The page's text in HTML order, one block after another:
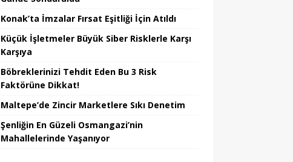
Konak’ta İmzalar Fırsat Eşitliği İçin Atıldı
Küçük İşletmeler Büyük Siber Risklerle Karşı
Karşıya
Böbreklerinizi Tehdit Eden Bu 3 Risk
Faktörüne Dikkat!
Maltepe’de Zincir Marketlere Sıkı Denetim
Şenliğin En Güzeli Osmangazi’nin
Mahallelerinde Yaşanıyor